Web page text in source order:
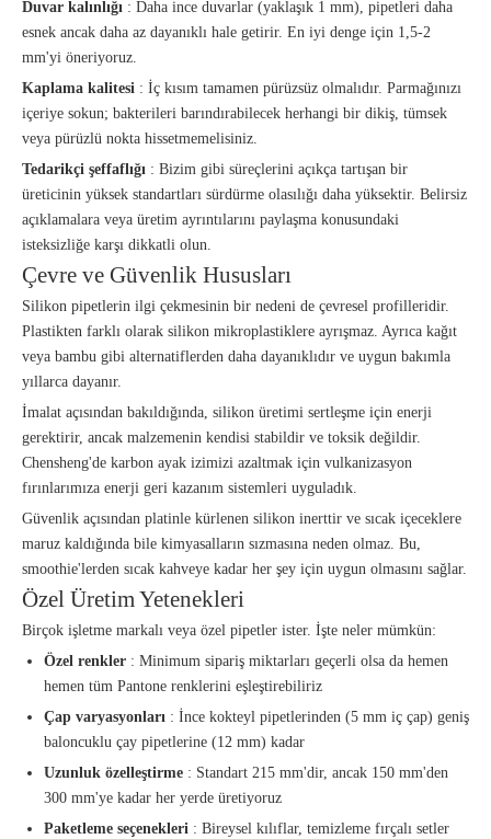
Duvar kalınlığı : Daha ince duvarlar (yaklaşık 1 mm), pipetleri daha
esnek ancak daha az dayanıklı hale getirir. En iyi denge için 1,5-2
mm'yi öneriyoruz.
Kaplama kalitesi : İç kısım tamamen pürüzsüz olmalıdır. Parmağınızı
içeriye sokun; bakterileri barındırabilecek herhangi bir dikiş, tümsek
veya pürüzlü nokta hissetmemelisiniz.
Tedarikçi şeffaflığı : Bizim gibi süreçlerini açıkça tartışan bir
üreticinin yüksek standartları sürdürme olasılığı daha yüksektir. Belirsiz
açıklamalara veya üretim ayrıntılarını paylaşma konusundaki
isteksizliğe karşı dikkatli olun.
Çevre ve Güvenlik Hususları
Silikon pipetlerin ilgi çekmesinin bir nedeni de çevresel profilleridir.
Plastikten farklı olarak silikon mikroplastiklere ayrışmaz. Ayrıca kağıt
veya bambu gibi alternatiflerden daha dayanıklıdır ve uygun bakımla
yıllarca dayanır.
İmalat açısından bakıldığında, silikon üretimi sertleşme için enerji
gerektirir, ancak malzemenin kendisi stabildir ve toksik değildir.
Chensheng'de karbon ayak izimizi azaltmak için vulkanizasyon
fırınlarımıza enerji geri kazanım sistemleri uyguladık.
Güvenlik açısından platinle kürlenen silikon inerttir ve sıcak içeceklere
maruz kaldığında bile kimyasalların sızmasına neden olmaz. Bu,
smoothie'lerden sıcak kahveye kadar her şey için uygun olmasını sağlar.
Özel Üretim Yetenekleri
Birçok işletme markalı veya özel pipetler ister. İşte neler mümkün:
Özel renkler : Minimum sipariş miktarları geçerli olsa da hemen
hemen tüm Pantone renklerini eşleştirebiliriz
Çap varyasyonları : İnce kokteyl pipetlerinden (5 mm iç çap) geniş
baloncuklu çay pipetlerine (12 mm) kadar
Uzunluk özelleştirme : Standart 215 mm'dir, ancak 150 mm'den
300 mm'ye kadar her yerde üretiyoruz
Paketleme seçenekleri : Bireysel kılıflar, temizleme fırçalı setler